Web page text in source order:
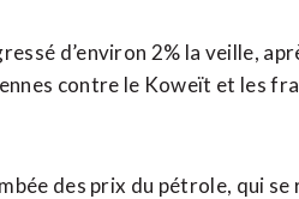
d’environ 2% la veille,
contre le Koweït et les
des prix du pétrole, qui